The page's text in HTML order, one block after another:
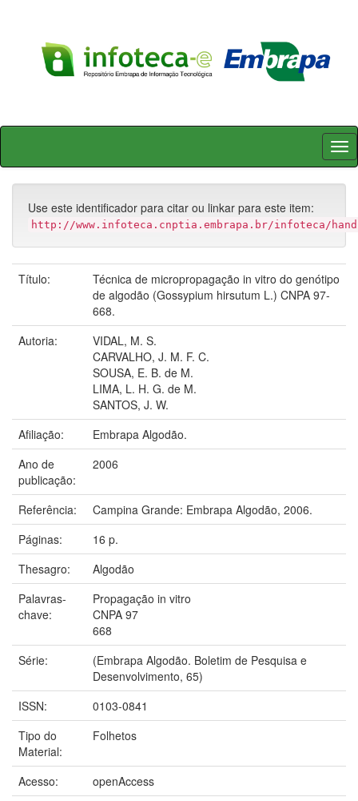
Skip
Use este identificador para citar ou linkar para este item:
http://www.infoteca.cnptia.embrapa.br/infoteca/
Título:
Técnica de micropropagação in vitro do genótipo
de algodão (Gossypium hirsutum L.) CNPA 97-
668.
Autoria:
VIDAL, M. S.
CARVALHO, J. M. F. C.
SOUSA, E. B. de M.
LIMA, L. H. G. de M.
SANTOS, J. W.
Afiliação:
Embrapa Algodão.
Ano de
publicação:
2006
Referência:
Campina Grande: Embrapa Algodão, 2006.
Páginas:
16 p.
Thesagro:
Algodão
Palavras-
chave:
Propagação in vitro
CNPA 97
668
Série:
(Embrapa Algodão. Boletim de Pesquisa e
Desenvolvimento, 65)
ISSN:
0103-0841
Tipo do
Material:
Folhetos
Acesso:
openAccess